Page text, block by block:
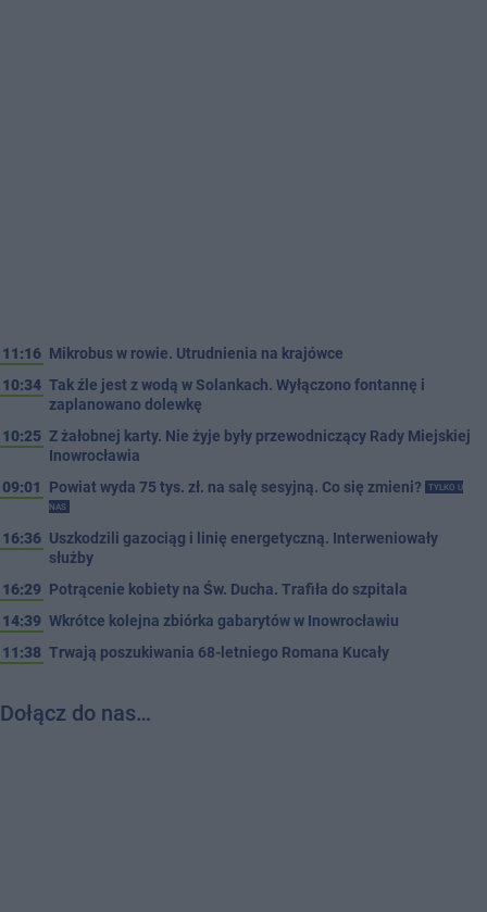
11:16 Mikrobus w rowie. Utrudnienia na krajówce
10:34 Tak źle jest z wodą w Solankach. Wyłączono fontannę i
zaplanowano dolewkę
10:25 Z żałobnej karty. Nie żyje były przewodniczący Rady Miejskiej
Inowrocławia
09:01
Powiat wyda 75 tys. zł. na salę sesyjną. Co się zmieni?
TYLKO U
NAS
16:36 Uszkodzili gazociąg i linię energetyczną. Interweniowały
służby
16:29 Potrącenie kobiety na Św. Ducha. Trafiła do szpitala
14:39 Wkrótce kolejna zbiórka gabarytów w Inowrocławiu
11:38 Trwają poszukiwania 68-letniego Romana Kucały
Dołącz do nas…